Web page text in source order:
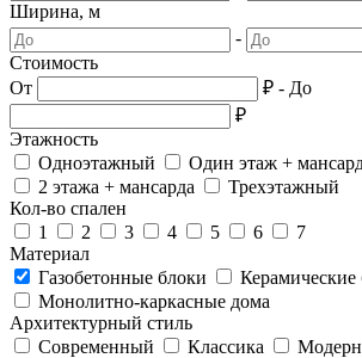
Ширина, м
-
Стоимость
От
₽ - До
₽
Этажность
Одноэтажный
Один этаж +
2 этажа + мансарда
Трехэтажный
Кол-во спален
1
2 3 4 5 6
7
Материал
Газобетонные блоки
Керамические
Монолитно-каркасные дома
Архитектурный стиль
Современный
Классика Модерн